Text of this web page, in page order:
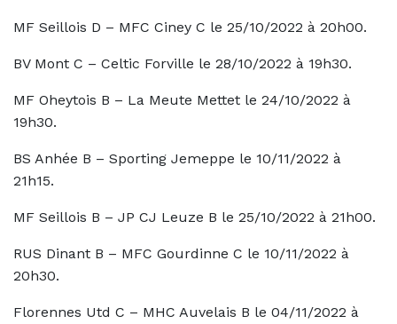
MF Seillois D – MFC Ciney C le 25/10/2022 à 20h00.
BV Mont C – Celtic Forville le 28/10/2022 à 19h30.
MF Oheytois B – La Meute Mettet le 24/10/2022 à
19h30.
BS Anhée B – Sporting Jemeppe le 10/11/2022 à
21h15.
MF Seillois B – JP CJ Leuze B le 25/10/2022 à 21h00.
RUS Dinant B – MFC Gourdinne C le 10/11/2022 à
20h30.
Florennes Utd C – MHC Auvelais B le 04/11/2022 à